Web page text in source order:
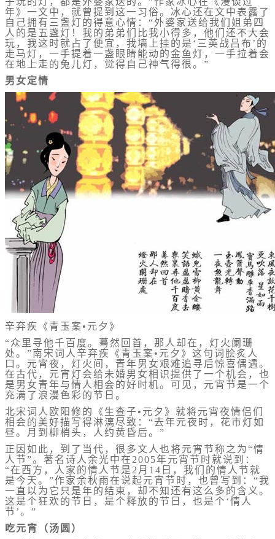
年》一文中，就曾提到这一习俗。冰心还在文中表露了
自己拥有三盏灯的得意心情：“外婆家送给我们姐弟四
人的是五盏灯！我的弟弟们比我小得多，他们还不大会
玩，我这时就占了便宜，我墙上挂的是‘三英战吕布’的
走马灯，一手提着一盏眼睛能动的金鱼灯，一手拉着会
在地上走的兔儿灯，觉得自己神气得很。”
男女定情
辛弃疾《青玉案•元夕》
“众里寻他千百度。蓦然回首，那人却在，灯火阑珊
处。”南宋词人辛弃疾《青玉案•元夕》这句词脍炙人
口。元宵夜，灯火间，青年男女艰难追寻后惊喜偶遇。
在古代，元宵灯会给未婚男女相识提供了一个机会，也
是男女青年与情人相会的好时机。可见，元宵节是一个
充满了浪漫色彩的节日。
北宋词人欧阳修的《生查子•元夕》就将元宵夜情侣们
相会的美好描写得淋漓尽致：“去年元夜时，花市灯如
昼。月到柳梢头，人约黄昏后。”
正因如此，到了当代，很多文人也将元宵节称之为“情
人节”。著名诗人余光中在2005年元宵节时就说到：
“在西方，人家的情人节是2月14日，我们的情人节就
是今天。”作家余秋雨在说起元宵节时，也曾写到：“我
一直以为它只是年的结束，却不知还有这么多的含义。
这是个狂欢的节日，是个释放的节日，也是个‘情人
节’。”
吃元宵（汤圆）